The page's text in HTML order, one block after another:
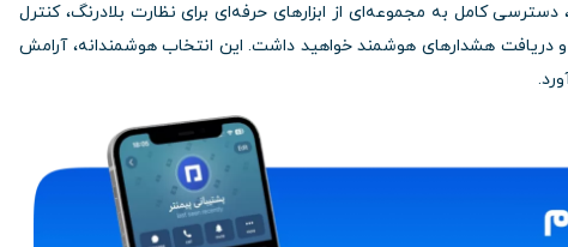
، دسترسی کامل به مجموعه‌ای از ابزارهای حرفه‌ای برای نظارت بلادرنگ، کنترل
و دریافت هشدارهای هوشمند خواهید داشت. این انتخاب هوشمندانه، آرامش